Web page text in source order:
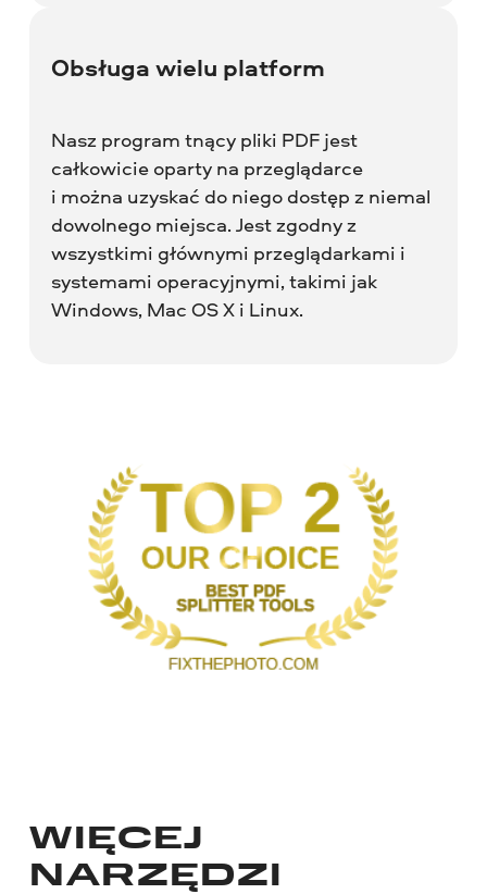
Obsługa wielu platform
Nasz program tnący pliki PDF jest
całkowicie oparty na przeglądarce
i można uzyskać do niego dostęp z niemal
dowolnego miejsca. Jest zgodny z
wszystkimi głównymi przeglądarkami i
systemami operacyjnymi, takimi jak
Windows, Mac OS X i Linux.
WIĘCEJ
NARZĘDZI